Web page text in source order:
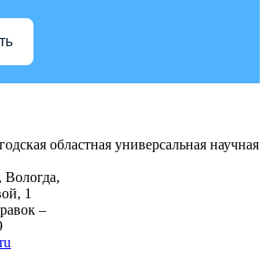
областная универсальная научная
Вологда,
1
–